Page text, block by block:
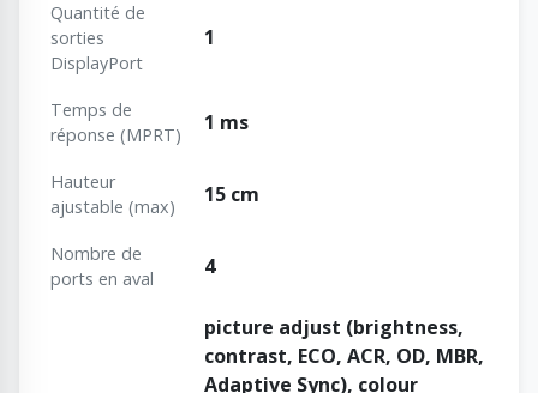
Quantité de
sorties
DisplayPort
1
Temps de
réponse (MPRT)
1 ms
Hauteur
ajustable (max)
15 cm
Nombre de
ports en aval
4
picture adjust (brightness,
contrast, ECO, ACR, OD, MBR,
Adaptive Sync), colour